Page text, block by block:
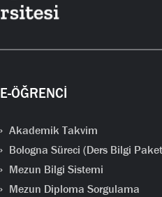
E-ÖĞRENCİ
Akademik Takvim
Bologna Süreci (Ders Bilgi
Mezun Bilgi Sistemi
Mezun Diploma Sorgulama